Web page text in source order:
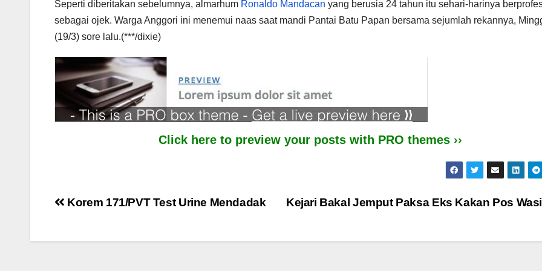
Seperti diberitakan sebelumnya, almarhum Ronaldo Mandacan yang berusia 24 tahun itu sehari-harinya
sebagai ojek. Warga Anggori ini menemui naas saat mandi Pantai Batu Papan bersama sejumlah rekannya,
(19/3) sore lalu.(***/dixie)
Click here to preview your posts with PRO themes ››
Post
Kejari Bakal Jemput Paksa Eks Kakan Pos
Korem 171/PVT Test Urine Mendadak